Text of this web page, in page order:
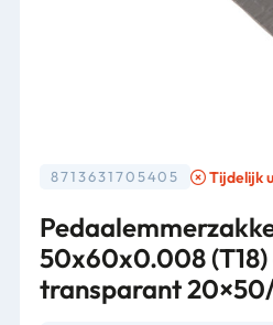
8713631705405 Tijdelijk
50x60x0.008
transparant